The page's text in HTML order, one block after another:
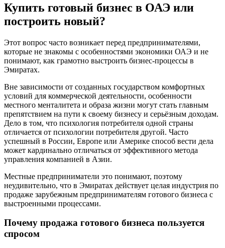
Купить готовый бизнес в ОАЭ или
построить новый?
Этот вопрос часто возникает перед предпринимателями,
которые не знакомы с особенностями экономики ОАЭ и не
понимают, как грамотно выстроить бизнес-процессы в
Эмиратах.
Вне зависимости от созданных государством комфортных
условий для коммерческой деятельности, особенности
местного менталитета и образа жизни могут стать главным
препятствием на пути к своему бизнесу и серьёзным доходам.
Дело в том, что психология потребителя одной страны
отличается от психологии потребителя другой. Часто
успешный в России, Европе или Америке способ вести дела
может кардинально отличаться от эффективного метода
управления компанией в Азии.
Местные предприниматели это понимают, поэтому
неудивительно, что в Эмиратах действует целая индустрия по
продаже зарубежным предпринимателям готового бизнеса с
выстроенными процессами.
Почему продажа готового бизнеса пользуется
спросом